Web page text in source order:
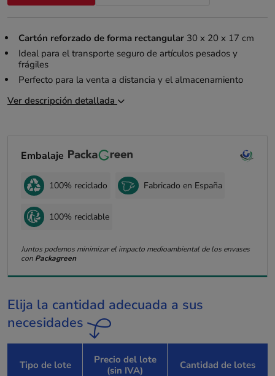
Cartón reforzado de forma rectangular30 x 20 x 17 cm
Ideal para el transporte seguro de artículos pesados y
frágiles
Perfecto para la venta a distancia y el almacenamiento
Ver descripción detallada
Embalaje
100% reciclado Fabricado en España
100% reciclable
Juntos podemos minimizar el impacto medioambiental de los envases
con Packagreen
Elija la cantidad adecuada a sus
necesidades
Tipo de lote
Precio del lote
(sin IVA)
Cantidad de lotes